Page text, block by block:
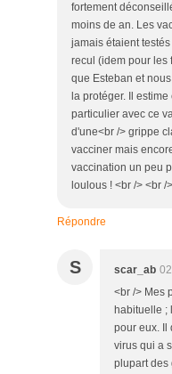
fortement
moins de an. Les
jamais étaient
recul (idem pour les
que Esteban et
la protéger. Il
particulier avec ce
d'une<br /> grippe
vacciner mais
vaccination un peu
loulous ! <br /> <br /
Répondre
S scar_ab
<br /> Mes
habituelle ;
pour eux. Il
virus qui a
plupart des